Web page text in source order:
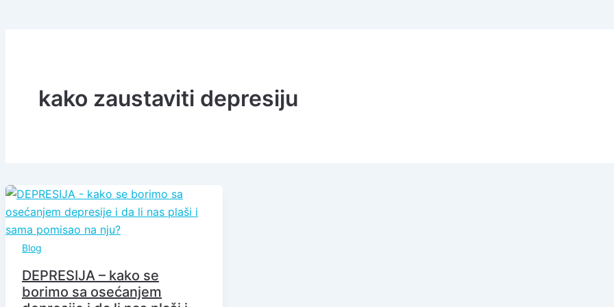
kako zaustaviti depresiju
Blog
DEPRESIJA – kako se
borimo sa osećanjem